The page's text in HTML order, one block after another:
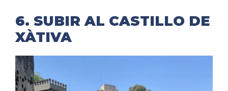
6. SUBIR AL CASTILLO DE
XÀTIVA